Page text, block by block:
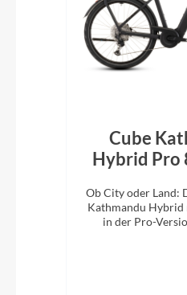
Cube
Hybrid Pro
Ob City oder Land:
Kathmandu Hybrid
in der Pro-